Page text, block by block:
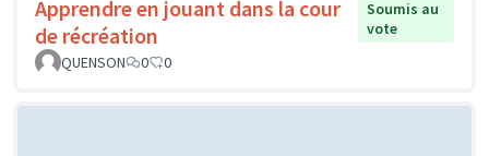
Apprendre en jouant dans la cour
de récréation
Soumis au
vote
QUENSON
0 0